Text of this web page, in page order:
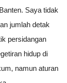
Saya tidak
jumlah detak
persidangan
hidup di
namun aturan